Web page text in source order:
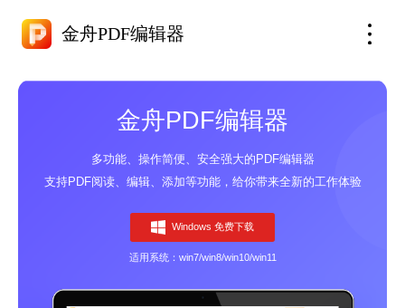
金舟PDF编辑器
金舟PDF编辑器
多功能、操作简便、安全强大的PDF编辑器
支持PDF阅读、编辑、添加等功能，给你带来全新的工作体验
Windows 免费下载
适用系统：win7/win8/win10/win11